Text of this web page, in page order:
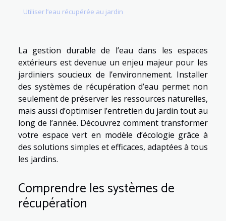
Utiliser l’eau récupérée au jardin
La gestion durable de l’eau dans les espaces
extérieurs est devenue un enjeu majeur pour les
jardiniers soucieux de l’environnement. Installer
des systèmes de récupération d’eau permet non
seulement de préserver les ressources naturelles,
mais aussi d’optimiser l’entretien du jardin tout au
long de l’année. Découvrez comment transformer
votre espace vert en modèle d’écologie grâce à
des solutions simples et efficaces, adaptées à tous
les jardins.
Comprendre les systèmes de
récupération